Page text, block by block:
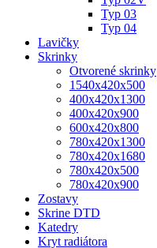
Typ 03
Typ 04
Lavičky
Skrinky
Otvorené skrinky
1540x420x500
400x420x1300
400x420x900
600x420x800
780x420x1300
780x420x1680
780x420x500
780x420x900
Zostavy
Skrine DTD
Katedry
Kryt radiátora